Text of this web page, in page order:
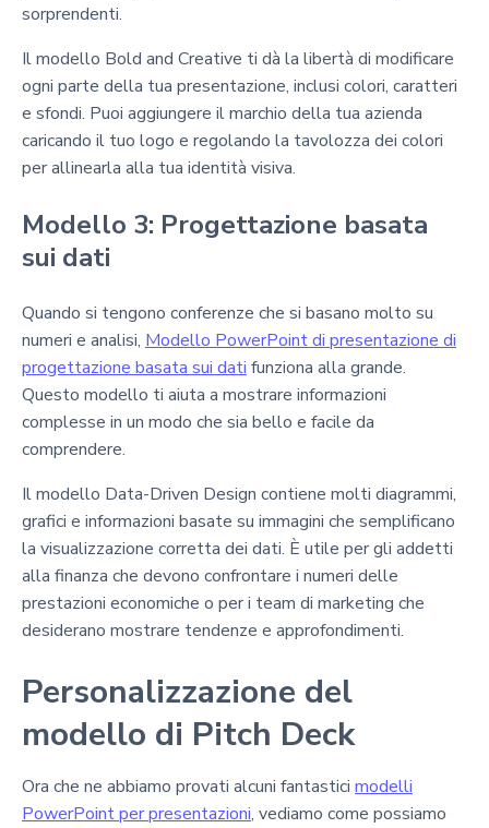
sorprendenti.
Il modello Bold and Creative ti dà la libertà di modificare
ogni parte della tua presentazione, inclusi colori, caratteri
e sfondi. Puoi aggiungere il marchio della tua azienda
caricando il tuo logo e regolando la tavolozza dei colori
per allinearla alla tua identità visiva.
Modello 3: Progettazione basata
sui dati
Quando si tengono conferenze che si basano molto su
numeri e analisi, Modello PowerPoint di presentazione di
progettazione basata sui dati funziona alla grande.
Questo modello ti aiuta a mostrare informazioni
complesse in un modo che sia bello e facile da
comprendere.
Il modello Data-Driven Design contiene molti diagrammi,
grafici e informazioni basate su immagini che semplificano
la visualizzazione corretta dei dati. È utile per gli addetti
alla finanza che devono confrontare i numeri delle
prestazioni economiche o per i team di marketing che
desiderano mostrare tendenze e approfondimenti.
Personalizzazione del
modello di Pitch Deck
Ora che ne abbiamo provati alcuni fantastici modelli
PowerPoint per presentazioni, vediamo come possiamo